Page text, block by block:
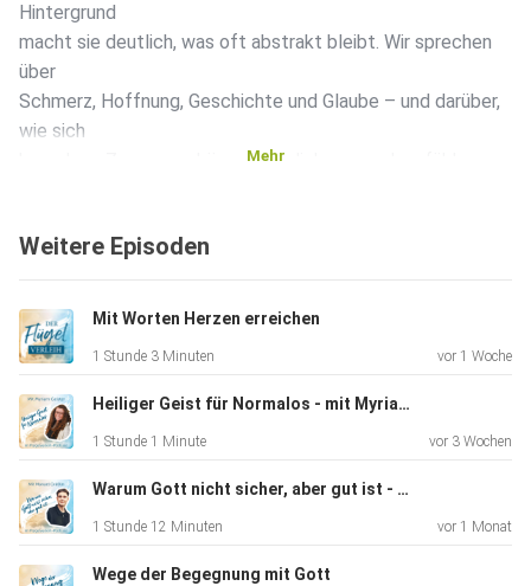
Hintergrund
macht sie deutlich, was oft abstrakt bleibt. Wir sprechen
über
Schmerz, Hoffnung, Geschichte und Glaube – und darüber,
wie sich
komplexe Zusammenhänge plötzlich ganz nah anfühlen.
information.
Mehr
Weitere Episoden
Mit Worten Herzen erreichen
1 Stunde 3 Minuten vor 1 Woche
Heiliger Geist für Normalos - mit Myriam Geister
1 Stunde 1 Minute vor 3 Wochen
Warum Gott nicht sicher, aber gut ist - mit Manuel Gräßlin
1 Stunde 12 Minuten vor 1 Monat
Wege der Begegnung mit Gott